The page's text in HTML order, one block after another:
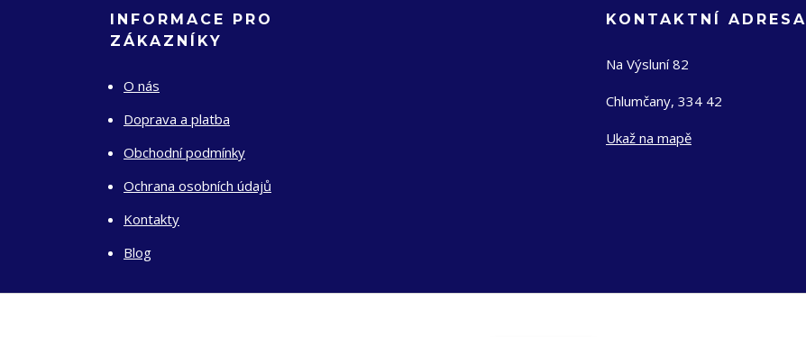
INFORMACE PRO
ZÁKAZNÍKY
O nás
Doprava a platba
Obchodní podmínky
Ochrana osobních údajů
Kontakty
Blog
KONTAKTNÍ ADRESA
Na Výsluní 82
Chlumčany, 334 42
Ukaž na mapě